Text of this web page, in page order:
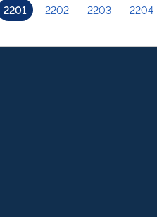
2201 2202 2203 2204